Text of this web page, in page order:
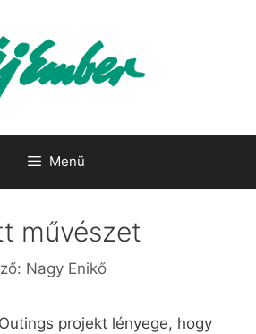
Menü
művészet
Nagy Enikő
projekt lényege, hogy